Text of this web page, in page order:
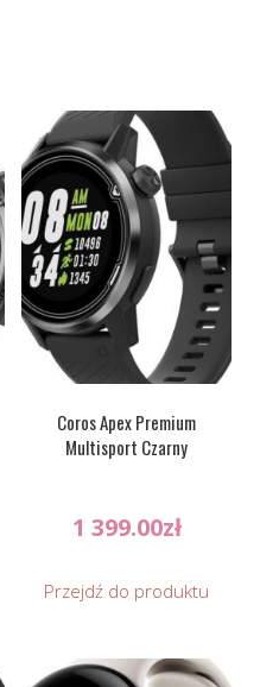
Coros Apex Premium
Multisport Czarny
1 399.00zł
Przejdź do produktu